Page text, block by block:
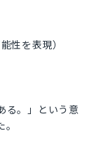
性を表現）
る。」という意